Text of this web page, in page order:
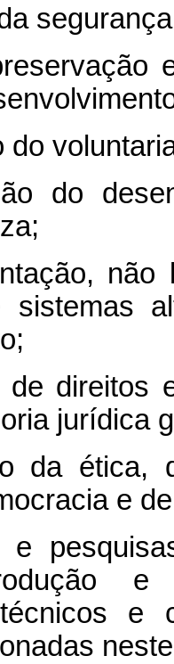
do
do
direitos
jurídica
da ética,
e
técnicos e